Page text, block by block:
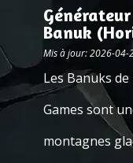
Banuk
Mis à jour: 2026-04-
Les Banuks
Games sont
montagnes